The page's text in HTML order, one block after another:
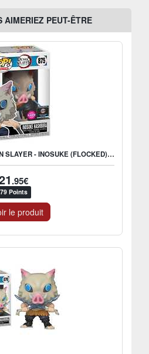
AIMERIEZ PEUT-ÊTRE
FUNKO ANIMATION: DEMON SLAYER - INOSUKE (FLOCKED) - US EXCLUSIVE
.95€
79 Points
le produit